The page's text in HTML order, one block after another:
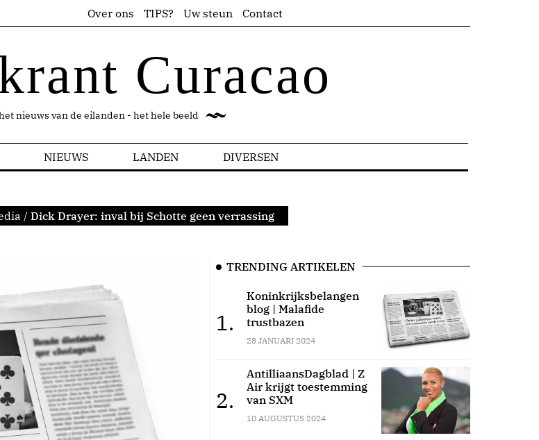
Over ons TIPS? Uw steun Contact
Curacao
nieuws van de eilanden - het hele beeld
NIEUWS LANDEN DIVERSEN
/ Dick Drayer: inval bij Schotte geen verrassing
TRENDING ARTIKELEN
1.
Koninkrijksbelangen
blog | Malafide
trustbazen
28 JANUARI 2024
2.
AntilliaansDagblad | Z
Air krijgt toestemming
van SXM
10 AUGUSTUS 2024